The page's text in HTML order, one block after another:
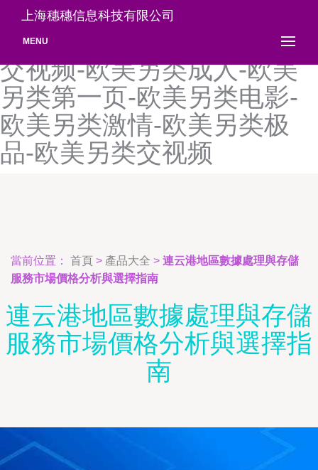
欧美另类hd高清-欧美另类ts
在线-欧美另类tv-欧美另类肠
交视频-欧美另类成人-欧美
另类第一页-欧美另类电影-
欧美另类激情-欧美另类极
品-欧美另类交视频
上海穗穗信息科技有限公司
MENU
當前位置： 首頁 > 產品大全 > 連云港地區數據處理與存儲
服務市場價格分析與選擇指南
連云港地區數據處理與存儲
服務市場價格分析與選擇指
南